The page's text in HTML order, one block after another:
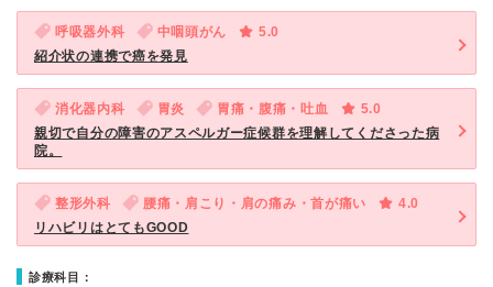
呼吸器外科 中咽頭がん
5.0
紹介状の連携で癌を発見
消化器内科 胃炎 胃痛・腹痛・吐血
5.0
親切で自分の障害のアスペルガー症候群を理解してくださった病
院。
整形外科 腰痛・肩こり・肩の痛み・首が痛い
4.0
リハビリはとてもGOOD
診療科目：